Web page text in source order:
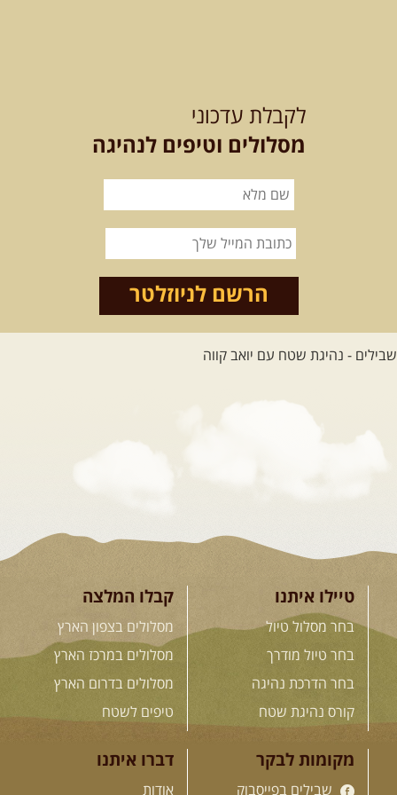
מסעות בעולם
קירגיסטאן – בעקבות הנוודים,
והמרגשות בעולם. קירגיסטאן היא לא ...
26.08-02.09.2026 - גאורגיה,
המגדלים של הקווקז
הקווקז הגבוה מחכה לכם: נתיבי שטח
מרהיבים, פסגות מושלגות, אירוח ...
[המשך]
בין רכס הקווקז הנמוך לגבוה, בין נהרות
שוצפים למעברי הרים ...
לכל המסעות בעולם
. הדרכות נהיגה .
לקבלת עדכוני
מסלולים וטיפים לנהיגה
הרשם לניוזלטר
טיילו איתנו
בחר מסלול טיול
בחר טיול מודרך
בחר הדרכת נהיגה
קורס נהיגת שטח
קבלו המלצה
מסלולים בצפון הארץ
מסלולים במרכז הארץ
מסלולים בדרום הארץ
טיפים לשטח
מקומות לבקר
שבילים בפייסבוק
דברו איתנו
אודות